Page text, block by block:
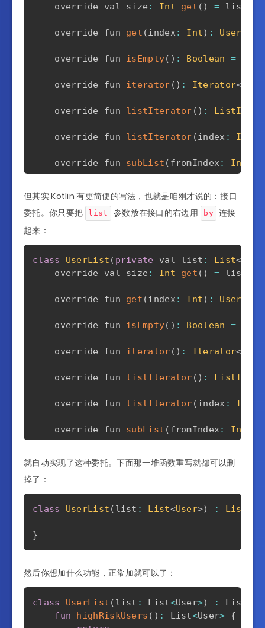
    override val size
: Int get ( ) = list
    override fun
get (index : Int) : User
    override fun
isEmpty( ) : Boolean =
    override fun
iterator ( ) : Iterator<
    override fun
listIterator ( ) :
    override fun
listIterator (index : Int
    override fun
subList ( fromIndex : Int
    override fun
indexOf (element: User
    override fun
contains element User
但其实 Kotlin 有更简便的写法，也就是咱刚才说的：接口
委托。你只要把
list 参数放在接口的右边用 by
连接
起来：
class UserList ( private val list : List<
    override val size
: Int get ( ) = list
    override fun
get (index : Int) : User
    override fun
isEmpty( ) : Boolean =
    override fun
iterator ( ) : Iterator<
    override fun
listIterator ( ) :
    override fun
listIterator (index : Int
    override fun
subList ( fromIndex : Int
    override fun
    override fun
containsAll(elements :
    override fun
就自动实现了这种委托。下面那一堆函数重写就都可以删
掉了：
class UserList ( list : List<User>) : List
}
然后你想加什么功能，正常加就可以了：
class UserList ( list : List<User>) : List
fun
highRiskUsers ( ) : List<User>
{